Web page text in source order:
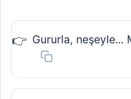
Gururla, neşeyle...